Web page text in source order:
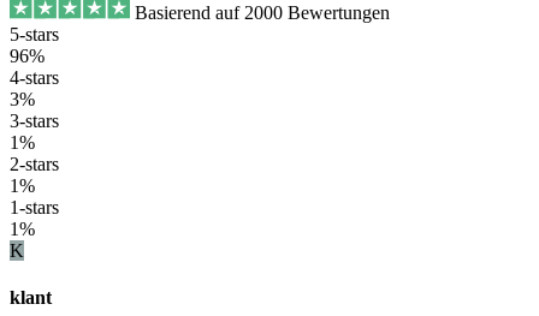
Basierend auf 2000 Bewertungen
5-stars
96%
4-stars
3%
3-stars
1%
2-stars
1%
1-stars
1%
K
klant